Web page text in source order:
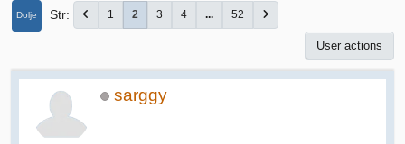
Dolje Str 1 2 3 4 ... 52
User actions
sarggy